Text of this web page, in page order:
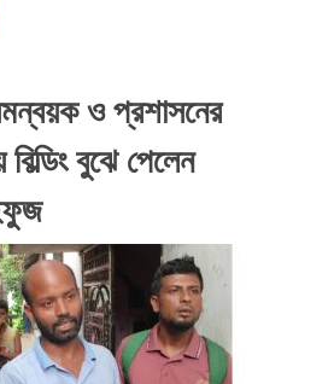
ও প্রশাসনের
বুঝে পেলেন